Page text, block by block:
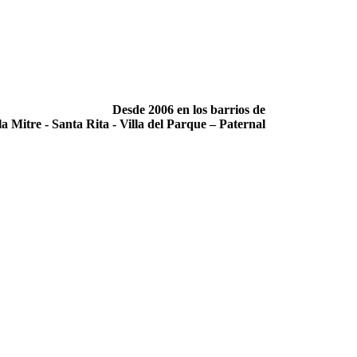
Desde 2006 en los barrios de
Mitre -­ Santa Rita -­ Villa del Parque – Paternal